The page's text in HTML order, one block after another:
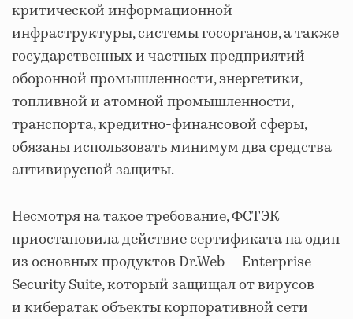
критической информационной
инфраструктуры, системы госорганов, а также
государственных и частных предприятий
оборонной промышленности, энергетики,
топливной и атомной промышленности,
транспорта, кредитно-финансовой сферы,
обязаны использовать минимум два средства
антивирусной защиты.
Несмотря на такое требование, ФСТЭК
приостановила действие сертификата на один
из основных продуктов Dr.Web — Enterprise
Security Suite, который защищал от вирусов
и кибератак объекты корпоративной сети